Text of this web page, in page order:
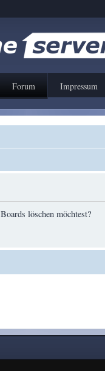
Forum Impressum
löschen möchtest?